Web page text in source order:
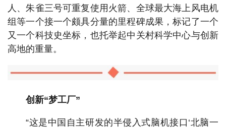
人、朱雀三号可重复使用火箭、全球最大海上风电机
组等一个接一个颇具分量的里程碑成果，标记了一个
又一个科技史坐标，也托举起中关村科学中心与创新
高地的重量。
创新“梦工厂”
“这是中国自主研发的半侵入式脑机接口‘北脑一